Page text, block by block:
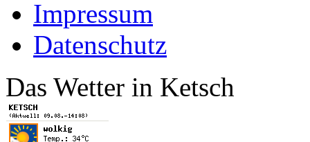
Impressum
Datenschutz
Das Wetter in Ketsch